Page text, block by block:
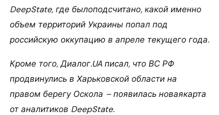
DeepState, где былоподсчитано, какой именно
объем территорий Украины попал под
российскую оккупацию в апреле текущего года.
Кроме того, Диалог.UA писал, что ВС РФ
продвинулись в Харьковской области на
правом берегу Оскола – появилась новаякарта
от аналитиков DeepState.